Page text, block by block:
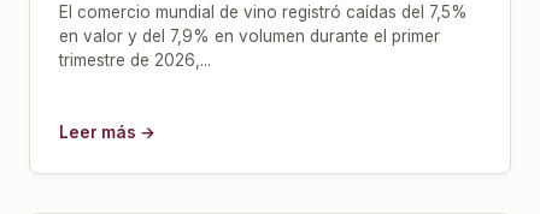
El comercio mundial de vino registró caídas del 7,5%
en valor y del 7,9% en volumen durante el primer
trimestre de 2026,...
Leer más →